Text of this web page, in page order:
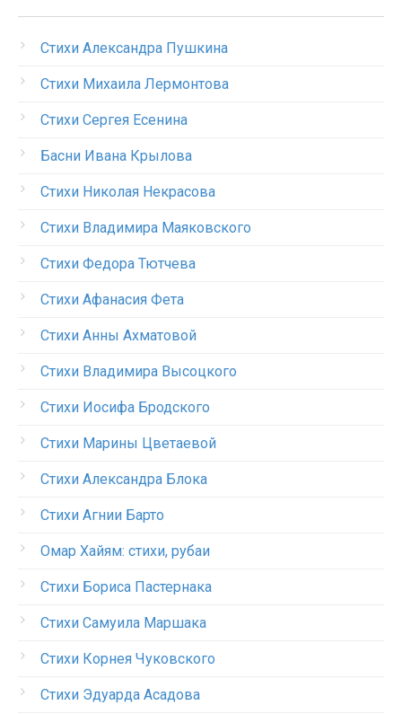
Стихи Александра Пушкина
Стихи Михаила Лермонтова
Стихи Сергея Есенина
Басни Ивана Крылова
Стихи Николая Некрасова
Стихи Владимира Маяковского
Стихи Федора Тютчева
Стихи Афанасия Фета
Стихи Анны Ахматовой
Стихи Владимира Высоцкого
Стихи Иосифа Бродского
Стихи Марины Цветаевой
Стихи Александра Блока
Стихи Агнии Барто
Омар Хайям: стихи, рубаи
Стихи Бориса Пастернака
Стихи Самуила Маршака
Стихи Корнея Чуковского
Стихи Эдуарда Асадова